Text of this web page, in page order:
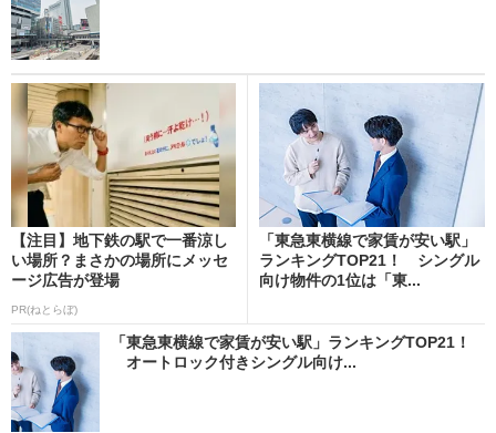
【注目】地下鉄の駅で一番涼し
い場所？まさかの場所にメッセ
ージ広告が登場
PR(ねとらぼ)
「東急東横線で家賃が安い駅」
ランキングTOP21！ シングル
向け物件の1位は「東...
「東急東横線で家賃が安い駅」ランキングTOP21！
オートロック付きシングル向け...